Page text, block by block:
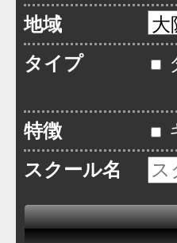
地域
タイプ
特徴
スクール名